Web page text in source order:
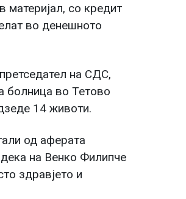
материјал, со кредит
во денешното
на СДС,
болница во Тетово
14 животи.
од аферата
на Венко Филипче
здравјето и